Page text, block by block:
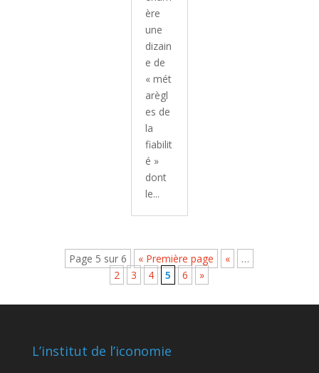
ère
une
dizain
e de
« mét
arègl
es de
la
fiabilit
é »
dont
le...
Page 5 sur 6 « Première page «
…
2
3 4 5 6 »
L’institut de l’iconomie